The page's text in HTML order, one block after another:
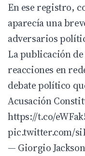
En ese registro,
aparecía una
adversarios
La publicación
reacciones en
debate político
Acusación
https://t.co/
pic.twitter.com/
— Giorgio